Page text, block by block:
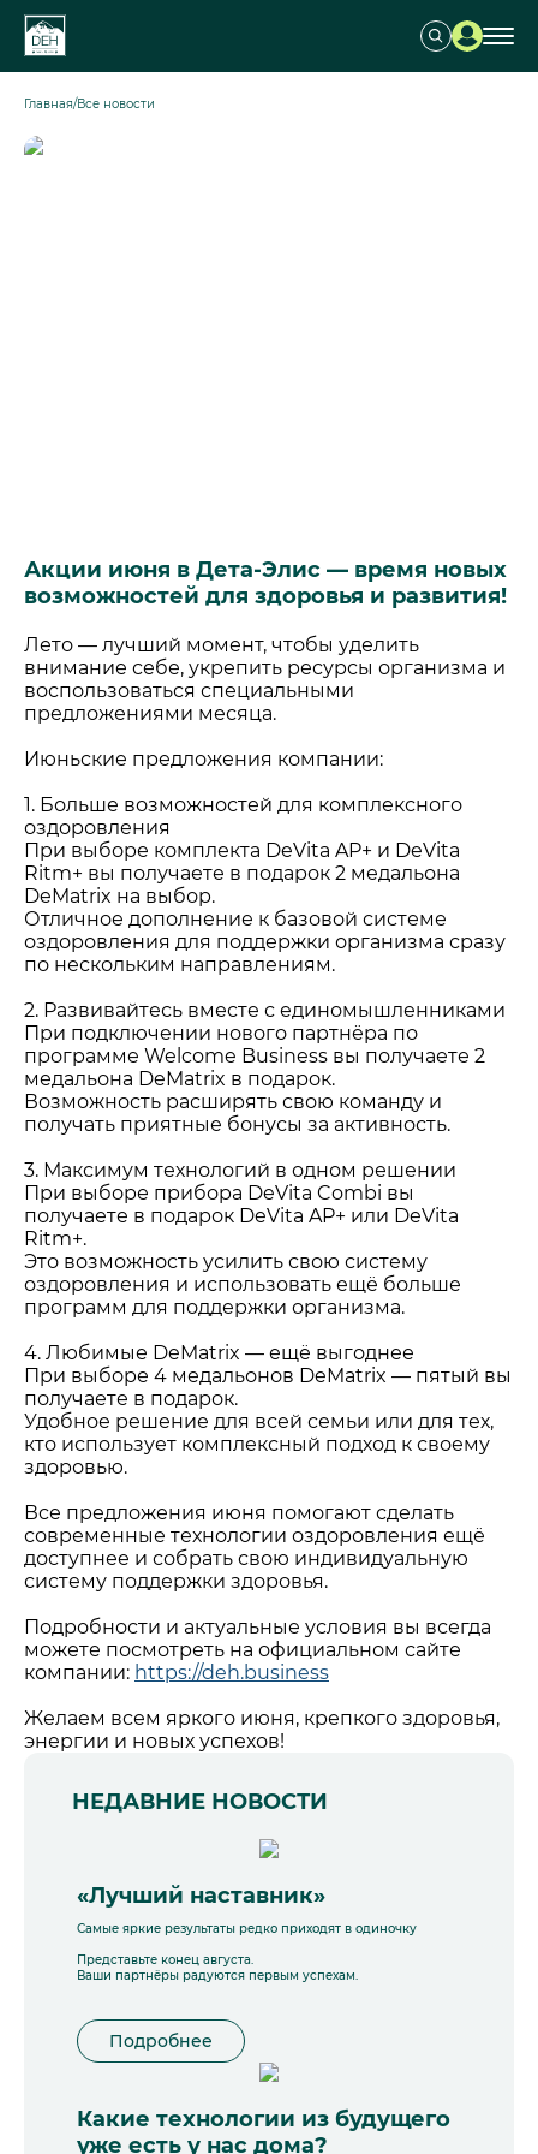
Главная/Все новости
Акции июня в Дета-Элис — время новых
возможностей для здоровья и развития!
Лето — лучший момент, чтобы уделить
внимание себе, укрепить ресурсы организма и
воспользоваться специальными
предложениями месяца.
Июньские предложения компании:
1. Больше возможностей для комплексного
оздоровления
При выборе комплекта DeVita AP+ и DeVita
Ritm+ вы получаете в подарок 2 медальона
DeMatrix на выбор.
Отличное дополнение к базовой системе
оздоровления для поддержки организма сразу
по нескольким направлениям.
2. Развивайтесь вместе с единомышленниками
При подключении нового партнёра по
программе Welcome Business вы получаете 2
медальона DeMatrix в подарок.
Возможность расширять свою команду и
получать приятные бонусы за активность.
3. Максимум технологий в одном решении
При выборе прибора DeVita Combi вы
получаете в подарок DeVita AP+ или DeVita
Ritm+.
Это возможность усилить свою систему
оздоровления и использовать ещё больше
программ для поддержки организма.
4. Любимые DeMatrix — ещё выгоднее
При выборе 4 медальонов DeMatrix — пятый вы
получаете в подарок.
Удобное решение для всей семьи или для тех,
кто использует комплексный подход к своему
здоровью.
Все предложения июня помогают сделать
современные технологии оздоровления ещё
доступнее и собрать свою индивидуальную
систему поддержки здоровья.
Подробности и актуальные условия вы всегда
можете посмотреть на официальном сайте
компании: https://deh.business
Желаем всем яркого июня, крепкого здоровья,
энергии и новых успехов!
НЕДАВНИЕ НОВОСТИ
«Лучший наставник»
Самые яркие результаты редко приходят в одиночку
Представьте конец августа.
Ваши партнёры радуются первым успехам.
Подробнее
Какие технологии из будущего
уже есть у нас дома?